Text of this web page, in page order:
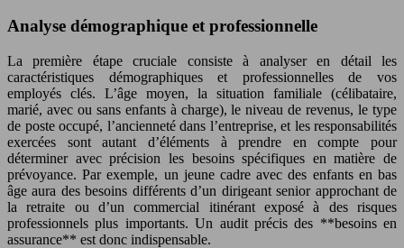
Analyse démographique et professionnelle
La première étape cruciale consiste à analyser en détail les
caractéristiques démographiques et professionnelles de vos
employés clés. L’âge moyen, la situation familiale (célibataire,
marié, avec ou sans enfants à charge), le niveau de revenus, le type
de poste occupé, l’ancienneté dans l’entreprise, et les responsabilités
exercées sont autant d’éléments à prendre en compte pour
déterminer avec précision les besoins spécifiques en matière de
prévoyance. Par exemple, un jeune cadre avec des enfants en bas
âge aura des besoins différents d’un dirigeant senior approchant de
la retraite ou d’un commercial itinérant exposé à des risques
professionnels plus importants. Un audit précis des **besoins en
assurance** est donc indispensable.